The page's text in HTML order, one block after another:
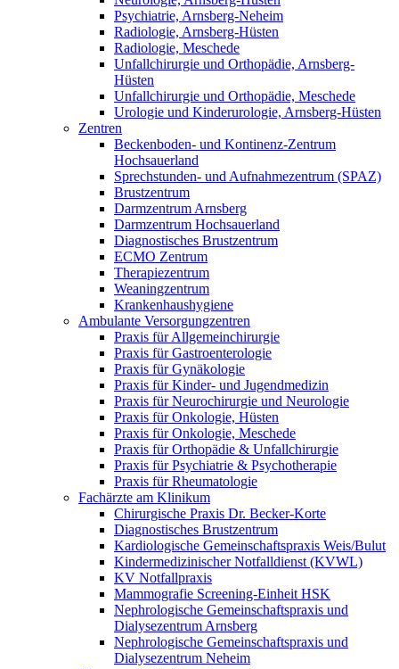
Psychiatrie, Arnsberg-Neheim
Radiologie, Arnsberg-Hüsten
Radiologie, Meschede
Unfallchirurgie und Orthopädie, Arnsberg-
Hüsten
Unfallchirurgie und Orthopädie, Meschede
Urologie und Kinderurologie, Arnsberg-Hüsten
Zentren
Beckenboden- und Kontinenz-Zentrum
Hochsauerland
Sprechstunden- und Aufnahmezentrum (SPAZ)
Brustzentrum
Darmzentrum Arnsberg
Darmzentrum Hochsauerland
Diagnostisches Brustzentrum
ECMO Zentrum
Therapiezentrum
Weaningzentrum
Krankenhaushygiene
Ambulante Versorgungzentren
Praxis für Allgemeinchirurgie
Praxis für Gastroenterologie
Praxis für Gynäkologie
Praxis für Kinder- und Jugendmedizin
Praxis für Neurochirurgie und Neurologie
Praxis für Onkologie, Hüsten
Praxis für Onkologie, Meschede
Praxis für Orthopädie & Unfallchirurgie
Praxis für Psychiatrie & Psychotherapie
Praxis für Rheumatologie
Fachärzte am Klinikum
Chirurgische Praxis Dr. Becker-Korte
Diagnostisches Brustzentrum
Kardiologische Gemeinschaftspraxis Weis/Bulut
Kindermedizinischer Notfalldienst (KVWL)
KV Notfallpraxis
Mammografie Screening-Einheit HSK
Nephrologische Gemeinschaftspraxis und
Dialysezentrum Arnsberg
Nephrologische Gemeinschaftspraxis und
Dialysezentrum Neheim